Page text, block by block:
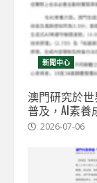
新聞中心
澳門研究於
普及，AI素養
2026-07-06